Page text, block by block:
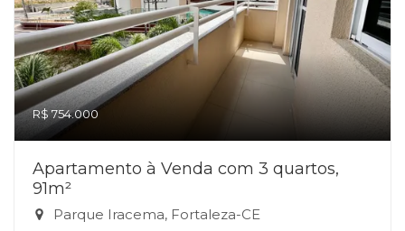
R$ 754.000
Apartamento à Venda com 3 quartos,
91m²
Parque Iracema, Fortaleza-CE